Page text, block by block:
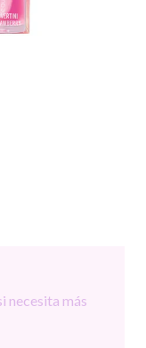
necesita más